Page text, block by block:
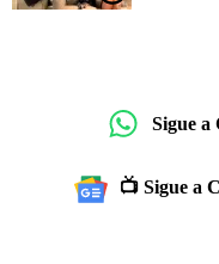
Sigue
📺 Sigue a